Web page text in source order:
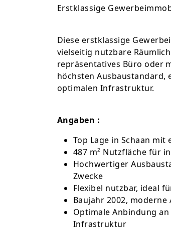
Erstklassige
Diese erstklassige
vielseitig nutzbare
repräsentatives Büro oder
höchsten
optimalen Infrastruktur.
Angaben :
Top Lage in Schaan
487 m² Nutzfläche für
Hochwertiger
Zwecke
Flexibel nutzbar, ideal
Baujahr 2002,
Optimale Anbindung
Infrastruktur